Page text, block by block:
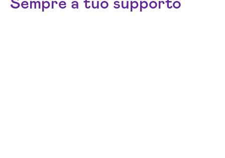
Sempre a tuo supporto